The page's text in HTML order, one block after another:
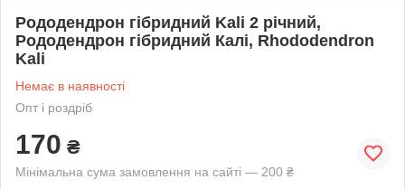
Рододендрон гібридний Kali 2 річний,
Рододендрон гібридний Калі, Rhododendron
Kali
Немає в наявності
Опт і роздріб
170 ₴
Мінімальна сума замовлення на сайті — 200 ₴